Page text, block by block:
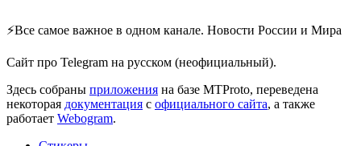
⚡️Все самое важное в одном канале. Новости России и Мира
Сайт про Telegram на русском (неофициальный).
Здесь собраны приложения на базе MTProto, переведена
некоторая документация с официального сайта, а также
работает Webogram.